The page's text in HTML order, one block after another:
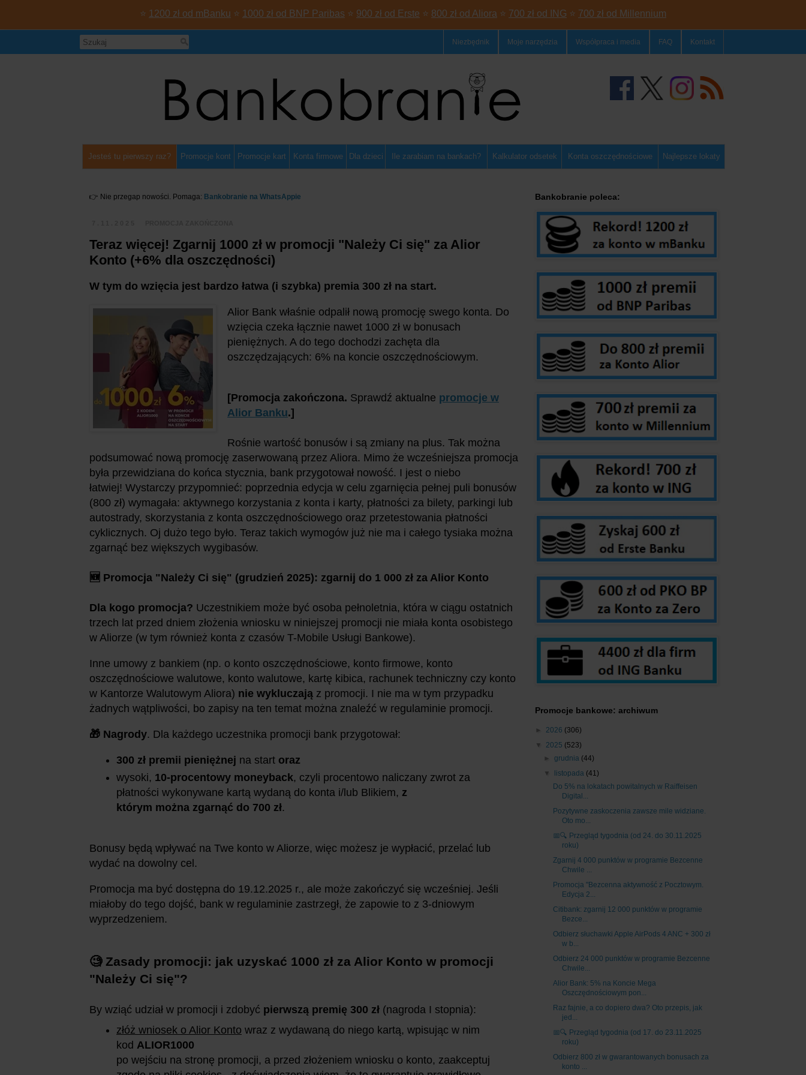
⭐ 1200 zł od mBanku ⭐ 1000 zł od BNP Paribas ⭐ 900 zł od Erste ⭐ 800 zł od Aliora ⭐ 700 zł od ING ⭐ 700 zł od Millennium
Niezbędnik Moje narzędzia Współpraca i media FAQ Kontakt
Jesteś tu pierwszy raz? Promocje kont Promocje kart Konta firmowe Dla dzieci Ile zarabiam na bankach? Kalkulator odsetek Konta oszczędnościowe Najlepsze lokaty
👉 Nie przegap nowości. Pomaga: Bankobranie na WhatsAppie
Teraz więcej! Zgarnij 1000 zł w promocji "Należy Ci się" za Alior
Konto (+6% dla oszczędności)
W tym do wzięcia jest bardzo łatwa (i szybka) premia 300 zł na start.
Alior Bank właśnie odpalił nową promocję swego konta. Do
wzięcia czeka łącznie nawet 1000 zł w bonusach
pieniężnych. A do tego dochodzi zachęta dla
oszczędzających: 6% na koncie oszczędnościowym.
[Promocja zakończona. Sprawdź aktualne promocje w
Alior Banku.]
Rośnie wartość bonusów i są zmiany na plus. Tak można
podsumować nową promocję zaserwowaną przez Aliora. Mimo że wcześniejsza promocja
była przewidziana do końca stycznia, bank przygotował nowość. I jest o niebo
łatwiej! Wystarczy przypomnieć: poprzednia edycja w celu zgarnięcia pełnej puli bonusów
(800 zł) wymagała: aktywnego korzystania z konta i karty, płatności za bilety, parkingi lub
autostrady, skorzystania z konta oszczędnościowego oraz przetestowania płatności
cyklicznych. Oj dużo tego było. Teraz takich wymogów już nie ma i całego tysiaka można
zgarnąć bez większych wygibasów.
🆕 Promocja "Należy Ci się" (grudzień 2025): zgarnij do 1 000 zł za Alior Konto
Dla kogo promocja? Uczestnikiem może być osoba pełnoletnia, która w ciągu ostatnich
trzech lat przed dniem złożenia wniosku w niniejszej promocji nie miała konta osobistego
w Aliorze (w tym również konta z czasów T-Mobile Usługi Bankowe).
Inne umowy z bankiem (np. o konto oszczędnościowe, konto firmowe, konto
oszczędnościowe walutowe, konto walutowe, kartę kibica, rachunek techniczny czy konto
w Kantorze Walutowym Aliora) nie wykluczają z promocji. I nie ma w tym przypadku
żadnych wątpliwości, bo zapisy na ten temat można znaleźć w regulaminie promocji.
🎁 Nagrody. Dla każdego uczestnika promocji bank przygotował:
300 zł premii pieniężnej na start oraz
wysoki, 10-procentowy moneyback, czyli procentowo naliczany zwrot za
płatności wykonywane kartą wydaną do konta i/lub Blikiem, z
którym można zgarnąć do 700 zł.
Bonusy będą wpływać na Twe konto w Aliorze, więc możesz je wypłacić, przelać lub
wydać na dowolny cel.
Promocja ma być dostępna do 19.12.2025 r., ale może zakończyć się wcześniej. Jeśli
miałoby do tego dojść, bank w regulaminie zastrzegł, że zapowie to z 3-dniowym
wyprzedzeniem.
🧐 Zasady promocji: jak uzyskać 1000 zł za Alior Konto w promocji
"Należy Ci się"?
By wziąć udział w promocji i zdobyć pierwszą premię 300 zł (nagroda I stopnia):
złóż wniosek o Alior Konto wraz z wydawaną do niego kartą, wpisując w nim
kod ALIOR1000
po wejściu na stronę promocji, a przed złożeniem wniosku o konto, zaakceptuj
Bankobranie poleca:
Promocje bankowe: archiwum
► 2026 (306)
▼ 2025 (523)
►grudnia (44)
▼
listopada (41)
Do 5% na lokatach powitalnych w Raiffeisen
Digital...
Pozytywne zaskoczenia zawsze mile widziane.
Oto mo...
📅🔍 Przegląd tygodnia (od 24. do 30.11.2025
roku)
Zgarnij 4 000 punktów w programie Bezcenne
Chwile ...
Promocja "Bezcenna aktywność z Pocztowym.
Edycja 2...
Citibank: zgarnij 12 000 punktów w programie
Bezce...
Odbierz słuchawki Apple AirPods 4 ANC + 300 zł
w b...
Odbierz 24 000 punktów w programie Bezcenne
Chwile...
Alior Bank: 5% na Koncie Mega
Oszczędnościowym pon...
Raz fajnie, a co dopiero dwa? Oto przepis, jak
jed...
📅🔍 Przegląd tygodnia (od 17. do 23.11.2025
roku)
Odbierz 800 zł w gwarantowanych bonusach za
konto ...